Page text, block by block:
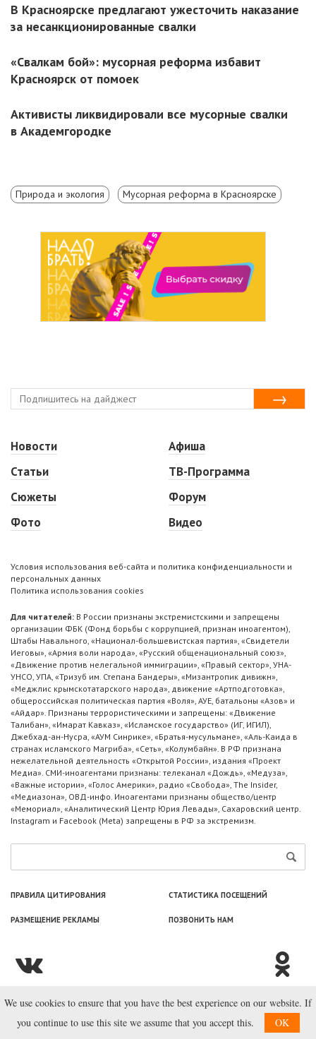
В Красноярске предлагают ужесточить наказание
за несанкционированные свалки
«Свалкам бой»: мусорная реформа избавит
Красноярск от помоек
Активисты ликвидировали все мусорные свалки
в Академгородке
Природа и экология Мусорная реформа в Красноярске
Новости
Статьи
Сюжеты
Фото
Афиша
ТВ-Программа
Форум
Видео
Условия использования веб-сайта и политика конфиденциальности и
персональных данных
Политика использования cookies
Для читателей: В России признаны экстремистскими и запрещены
организации ФБК (Фонд борьбы с коррупцией, признан иноагентом),
Штабы Навального, «Национал-большевистская партия», «Свидетели
Иеговы», «Армия воли народа», «Русский общенациональный союз»,
«Движение против нелегальной иммиграции», «Правый сектор», УНА-
УНСО, УПА, «Тризуб им. Степана Бандеры», «Мизантропик дивижн»,
«Меджлис крымскотатарского народа», движение «Артподготовка»,
общероссийская политическая партия «Воля», АУЕ, батальоны «Азов» и
«Айдар». Признаны террористическими и запрещены: «Движение
Талибан», «Имарат Кавказ», «Исламское государство» (ИГ, ИГИЛ),
Джебхад-ан-Нусра, «АУМ Синрике», «Братья-мусульмане», «Аль-Каида в
странах исламского Магриба», «Сеть», «Колумбайн». В РФ признана
нежелательной деятельность «Открытой России», издания «Проект
Медиа». СМИ-иноагентами признаны: телеканал «Дождь», «Медуза»,
«Важные истории», «Голос Америки», радио «Свобода», The Insider,
«Медиазона», ОВД-инфо. Иноагентами признаны общество/центр
«Мемориал», «Аналитический Центр Юрия Левады», Сахаровский центр.
Instagram и Facebook (Metа) запрещены в РФ за экстремизм.
ПРАВИЛА ЦИТИРОВАНИЯ СТАТИСТИКА ПОСЕЩЕНИЙ
РАЗМЕЩЕНИЕ РЕКЛАМЫ ПОЗВОНИТЬ НАМ
© ООО «Лаборатория Новоcтей», 2003—2026.
We use cookies to ensure that you have the best experience on our website. If
you continue to use this site we assume that you accept this.
OK